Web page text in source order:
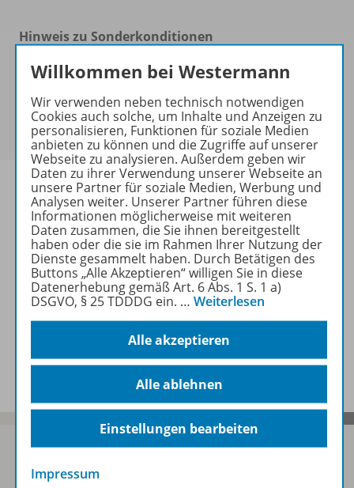
Hinweis zu Sonderkonditionen
keine Sonderkonditionen gewährt werden.
Sie haben ein passendes
Spar-Paket
Um den für Sie gültigen Preis zu sehen,melden Sie
sich bitte an.
Informationen
Weitere Inhalte der Ausgabe
Spar-Pakete
Willkommen bei Westermann
Wir verwenden neben technisch notwendigen
Cookies auch solche, um Inhalte und Anzeigen zu
personalisieren, Funktionen für soziale Medien
anbieten zu können und die Zugriffe auf unserer
Webseite zu analysieren. Außerdem geben wir
Daten zu ihrer Verwendung unserer Webseite an
unsere Partner für soziale Medien, Werbung und
Analysen weiter. Unserer Partner führen diese
Informationen möglicherweise mit weiteren
Daten zusammen, die Sie ihnen bereitgestellt
haben oder die sie im Rahmen Ihrer Nutzung der
Dienste gesammelt haben. Durch Betätigen des
Buttons „Alle Akzeptieren“ willigen Sie in diese
Datenerhebung gemäß Art. 6 Abs. 1 S. 1 a)
DSGVO, § 25 TDDDG ein. … Weiterlesen
Alle akzeptieren
Alle ablehnen
Einstellungen bearbeiten
Impressum